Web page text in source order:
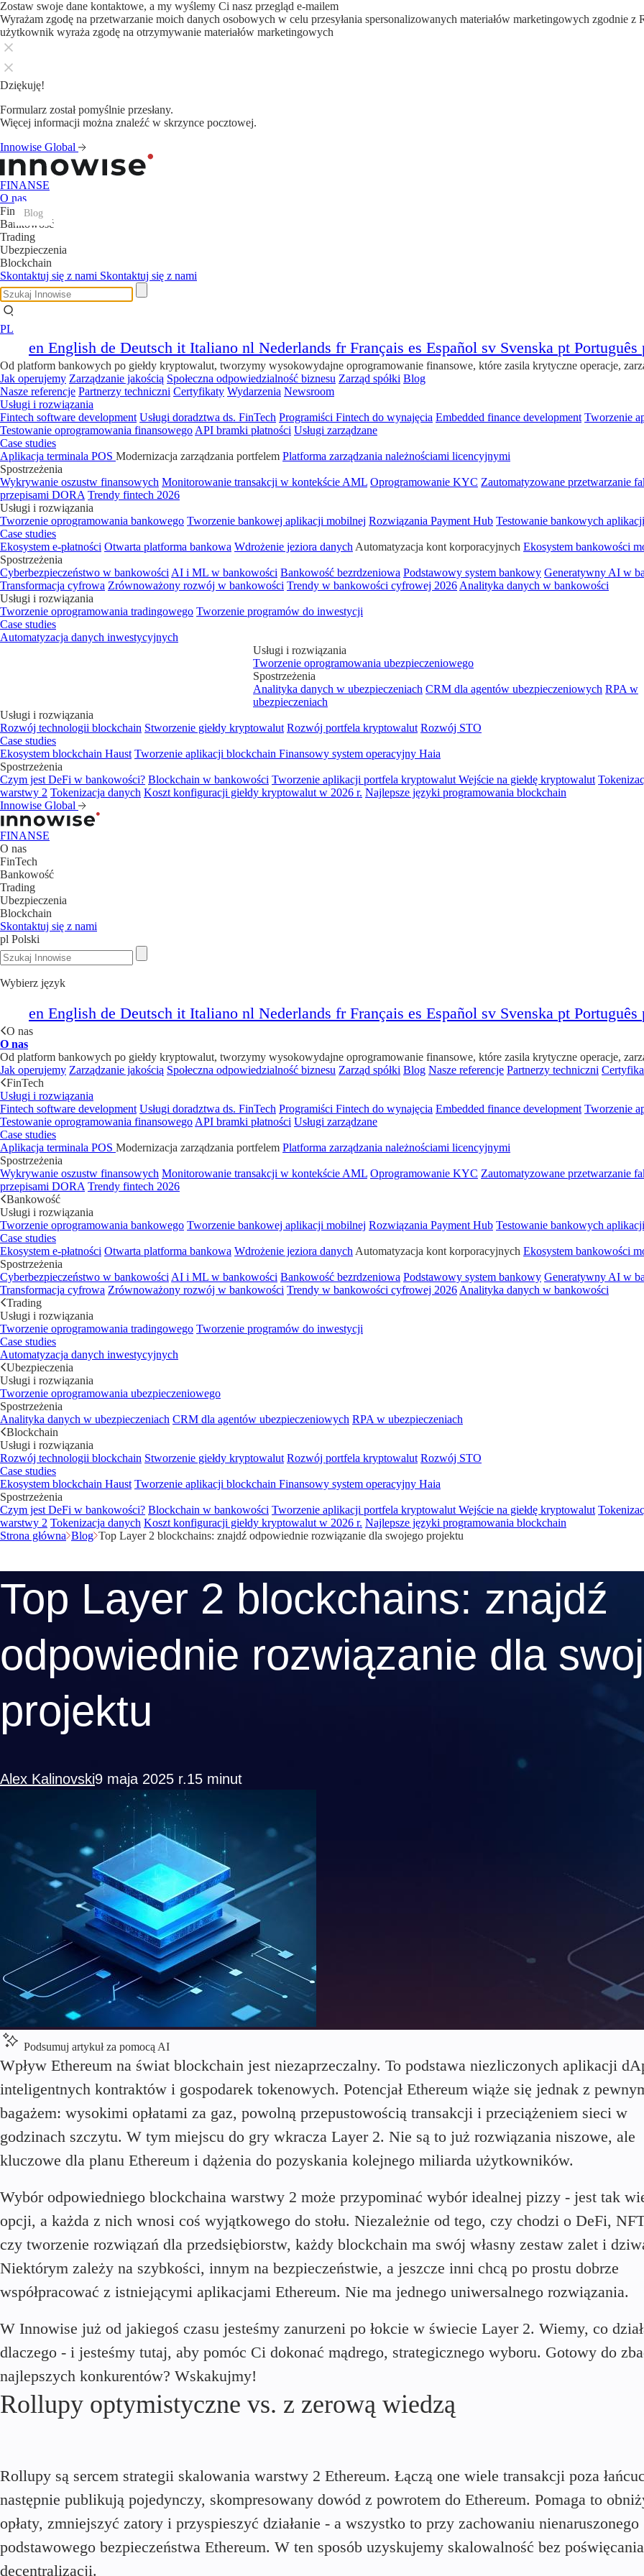
Zostaw swoje dane kontaktowe, a my wyślemy Ci nasz przegląd e-mailem
Wyrażam zgodę na przetwarzanie moich danych osobowych w celu przesyłania spersonalizowanych materiałów marketingowych zgodnie z
użytkownik wyraża zgodę na otrzymywanie materiałów marketingowych
Dziękuję!
Formularz został pomyślnie przesłany.
Więcej informacji można znaleźć w skrzynce pocztowej.
Innowise Global
FINANSE
O nas
FinTech
Bankowość
Trading
Ubezpieczenia
Blockchain
Skontaktuj się z nami Skontaktuj się z nami
PL
en English de Deutsch it Italiano nl Nederlands frFrançais es Español sv Svenska pt Português
Od platform bankowych po giełdy kryptowalut, tworzymy wysokowydajne oprogramowanie finansowe, które zasila krytyczne operacje,
Jak operujemy Zarządzanie jakością Społeczna odpowiedzialność biznesu Zarząd spółki Blog
Nasze referencje Partnerzy techniczni Certyfikaty Wydarzenia Newsroom
Usługi i rozwiązania
Fintech software development Usługi doradztwa ds. FinTech Programiści Fintech do wynajęcia Embedded finance development Tworzenie
Testowanie oprogramowania finansowego API bramki płatności Usługi zarządzane
Case studies
Aplikacja terminala POS Modernizacja zarządzania portfelem Platforma zarządzania należnościami licencyjnymi
Spostrzeżenia
Wykrywanie oszustw finansowych Monitorowanie transakcji w kontekście AML Oprogramowanie KYC Zautomatyzowane przetwarzanie
przepisami DORA Trendy fintech 2026
Usługi i rozwiązania
Tworzenie oprogramowania bankowego Tworzenie bankowej aplikacji mobilnej Rozwiązania Payment Hub Testowanie bankowych
Case studies
Ekosystem e-płatności Otwarta platforma bankowa Wdrożenie jeziora danych Automatyzacja kont korporacyjnych Ekosystem bankowości
Spostrzeżenia
Cyberbezpieczeństwo w bankowości AI i ML w bankowości Bankowość bezrdzeniowa Podstawowy system bankowy Generatywny AI w
Transformacja cyfrowa Zrównoważony rozwój w bankowości Trendy w bankowości cyfrowej 2026 Analityka danych w bankowości
Usługi i rozwiązania
Tworzenie oprogramowania tradingowego Tworzenie programów do inwestycji
Case studies
Automatyzacja danych inwestycyjnych
Usługi i rozwiązania
Tworzenie oprogramowania ubezpieczeniowego
Spostrzeżenia
Analityka danych w ubezpieczeniach CRM dla agentów ubezpieczeniowych RPA w
ubezpieczeniach
Usługi i rozwiązania
Rozwój technologii blockchain Stworzenie giełdy kryptowalut Rozwój portfela kryptowalut Rozwój STO
Case studies
Ekosystem blockchain Haust Tworzenie aplikacji blockchain Finansowy system operacyjny Haia
Spostrzeżenia
Czym jest DeFi w bankowości? Blockchain w bankowości Tworzenie aplikacji portfela kryptowalut Wejście na giełdę kryptowalut
warstwy 2 Tokenizacja danych Koszt konfiguracji giełdy kryptowalut w 2026 r. Najlepsze języki programowania blockchain
Innowise Global
FINANSE
O nas
FinTech
Bankowość
Trading
Ubezpieczenia
Blockchain
Skontaktuj się z nami
pl Polski
Wybierz język
en English de Deutsch it Italiano nl Nederlands frFrançais es Español sv Svenska pt Português
O nas
O nas
Od platform bankowych po giełdy kryptowalut, tworzymy wysokowydajne oprogramowanie finansowe, które zasila krytyczne operacje,
Jak operujemy Zarządzanie jakością Społeczna odpowiedzialność biznesu Zarząd spółki Blog Nasze referencje Partnerzy techniczni
FinTech
Usługi i rozwiązania
Fintech software development Usługi doradztwa ds. FinTech Programiści Fintech do wynajęcia Embedded finance development Tworzenie
Testowanie oprogramowania finansowego API bramki płatności Usługi zarządzane
Case studies
Aplikacja terminala POS Modernizacja zarządzania portfelem Platforma zarządzania należnościami licencyjnymi
Spostrzeżenia
Wykrywanie oszustw finansowych Monitorowanie transakcji w kontekście AML Oprogramowanie KYC Zautomatyzowane przetwarzanie
przepisami DORA Trendy fintech 2026
Bankowość
Usługi i rozwiązania
Tworzenie oprogramowania bankowego Tworzenie bankowej aplikacji mobilnej Rozwiązania Payment Hub Testowanie bankowych
Case studies
Ekosystem e-płatności Otwarta platforma bankowa Wdrożenie jeziora danych Automatyzacja kont korporacyjnych Ekosystem bankowości
Spostrzeżenia
Cyberbezpieczeństwo w bankowości AI i ML w bankowości Bankowość bezrdzeniowa Podstawowy system bankowy Generatywny AI w
Transformacja cyfrowa Zrównoważony rozwój w bankowości Trendy w bankowości cyfrowej 2026 Analityka danych w bankowości
Trading
Usługi i rozwiązania
Tworzenie oprogramowania tradingowego Tworzenie programów do inwestycji
Case studies
Automatyzacja danych inwestycyjnych
Ubezpieczenia
Usługi i rozwiązania
Tworzenie oprogramowania ubezpieczeniowego
Spostrzeżenia
Analityka danych w ubezpieczeniach CRM dla agentów ubezpieczeniowych RPA w ubezpieczeniach
Blockchain
Usługi i rozwiązania
Rozwój technologii blockchain Stworzenie giełdy kryptowalut Rozwój portfela kryptowalut Rozwój STO
Case studies
Ekosystem blockchain Haust Tworzenie aplikacji blockchain Finansowy system operacyjny Haia
Spostrzeżenia
Czym jest DeFi w bankowości? Blockchain w bankowości Tworzenie aplikacji portfela kryptowalut Wejście na giełdę kryptowalut
warstwy 2 Tokenizacja danych Koszt konfiguracji giełdy kryptowalut w 2026 r. Najlepsze języki programowania blockchain
Strona główna Blog Top Layer 2 blockchains: znajdź odpowiednie rozwiązanie dla swojego projektu
Top Layer 2 blockchains: znajdź
odpowiednie rozwiązanie dla
projektu
Alex Kalinovski9 maja 2025 r.15 minut
Podsumuj artykuł za pomocą AI
Wpływ Ethereum na świat blockchain jest niezaprzeczalny. To podstawa niezliczonych aplikacji
inteligentnych kontraktów i gospodarek tokenowych. Potencjał Ethereum wiąże się jednak z
bagażem: wysokimi opłatami za gaz, powolną przepustowością transakcji i przeciążeniem sieci w
godzinach szczytu. W tym miejscu do gry wkracza Layer 2. Nie są to już rozwiązania niszowe, ale
kluczowe dla planu Ethereum i dążenia do pozyskania kolejnego miliarda użytkowników.
Wybór odpowiedniego blockchaina warstwy 2 może przypominać wybór idealnej pizzy - jest tak
opcji, a każda z nich wnosi coś wyjątkowego do stołu. Niezależnie od tego, czy chodzi o DeFi,
czy tworzenie rozwiązań dla przedsiębiorstw, każdy blockchain ma swój własny zestaw zalet i
Niektórym zależy na szybkości, innym na bezpieczeństwie, a jeszcze inni chcą po prostu dobrze
współpracować z istniejącymi aplikacjami Ethereum. Nie ma jednego uniwersalnego rozwiązania.
W Innowise już od jakiegoś czasu jesteśmy zanurzeni po łokcie w świecie Layer 2. Wiemy, co
dlaczego - i jesteśmy tutaj, aby pomóc Ci dokonać mądrego, strategicznego wyboru. Gotowy do
najlepszych konkurentów? Wskakujmy!
Rollupy optymistyczne vs. z zerową wiedzą
Rollupy są sercem strategii skalowania warstwy 2 Ethereum. Łączą one wiele transakcji poza
następnie publikują pojedynczy, skompresowany dowód z powrotem do Ethereum. Pomaga to
opłaty, zmniejszyć zatory i przyspieszyć działanie - a wszystko to przy zachowaniu nienaruszonego
podstawowego bezpieczeństwa Ethereum. W ten sposób uzyskujemy skalowalność bez poświęcania
decentralizacji.
Blog
Blog
Blog
Blog
Blog
Blog
Blog
Blog
Blog
Blog
Blog
Blog